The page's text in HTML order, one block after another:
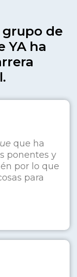
grupo de
YA ha
que ha
ponentes y
por lo que
para